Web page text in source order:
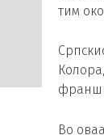
тим
Во